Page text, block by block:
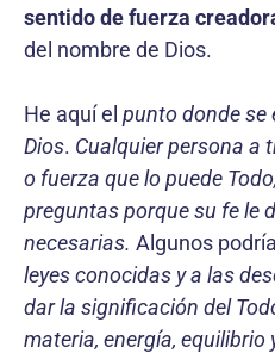
sentido de fuerza
del nombre de Dios.
He aquí el punto donde se
Dios. Cualquier persona a
o fuerza que lo puede
preguntas porque su fe le
necesarias. Algunos
leyes conocidas y a las
dar la significación del
materia, energía, equilibrio